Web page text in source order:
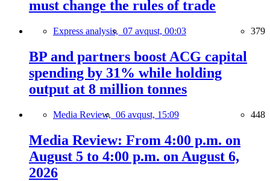
must change the rules of trade
Express analysis, 07 avqust, 00:03 379
BP and partners boost ACG capital
spending by 31% while holding
output at 8 million tonnes
Media Review, 06 avqust, 15:09 448
Media Review: From 4:00 p.m. on
August 5 to 4:00 p.m. on August 6,
2026